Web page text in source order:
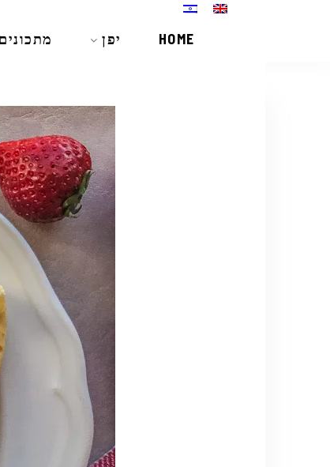
HOME יפן